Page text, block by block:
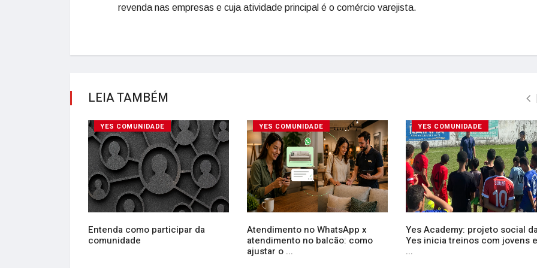
revenda nas empresas e cuja atividade principal é o comércio varejista.
LEIA TAMBÉM
YES COMUNIDADE
Entenda como participar da
comunidade
YES COMUNIDADE
Atendimento no WhatsApp x
atendimento no balcão: como
ajustar o ...
YES COMUNIDADE
Yes Academy: projeto social
Yes inicia treinos com jovens
...